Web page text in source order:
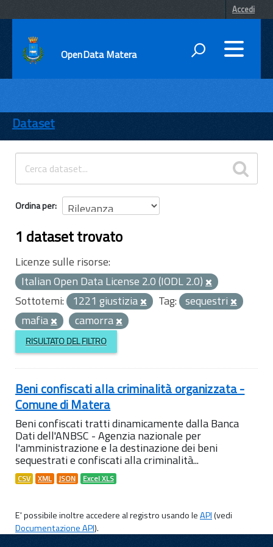
Accedi
OpenData Matera
ENTI
TEMI
INFORMAZIONI
Dataset
Ordina per
1 dataset trovato
Licenze sulle risorse:
Italian Open Data License 2.0 (IODL 2.0)
Sottotemi:
1221 giustizia Tag: sequestri
mafia
camorra
RISULTATO DEL FILTRO
Beni confiscati alla criminalità organizzata -
Comune di Matera
Beni confiscati tratti dinamicamente dalla Banca
Dati dell'ANBSC - Agenzia nazionale per
l'amministrazione e la destinazione dei beni
sequestrati e confiscati alla criminalità...
CSV XML JSON Excel XLS
E' possibile inoltre accedere al registro usando leAPI(vedi
Documentazione API).